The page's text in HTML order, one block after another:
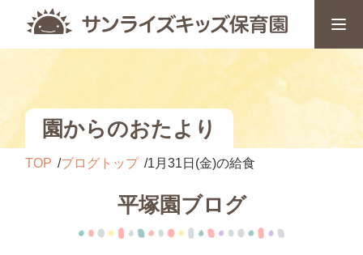
園からのおたより
TOP ブログトップ 1月31日(金)の給食
平塚園ブログ